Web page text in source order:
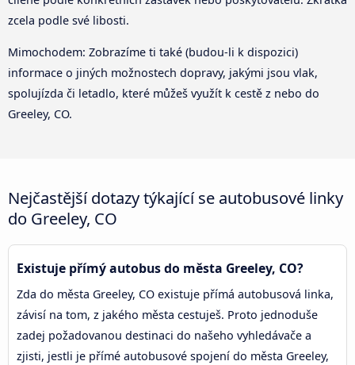
zcela podle své libosti.
Mimochodem: Zobrazíme ti také (budou-li k dispozici)
informace o jiných možnostech dopravy, jakými jsou vlak,
spolujízda či letadlo, které můžeš využít k cestě z nebo do
Greeley, CO.
Nejčastější dotazy týkající se autobusové linky
do Greeley, CO
Existuje přímý autobus do města Greeley, CO?
Zda do města Greeley, CO existuje přímá autobusová linka,
závisí na tom, z jakého města cestuješ. Proto jednoduše
zadej požadovanou destinaci do našeho vyhledávače a
zjisti, jestli je přímé autobusové spojení do města Greeley,